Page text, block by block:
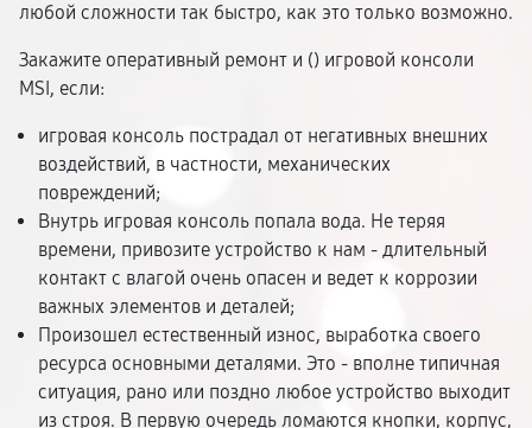
любой сложности так быстро, как это только возможно.
Закажите оперативный ремонт и () игровой консоли
MSI, если:
игровая консоль пострадал от негативных внешних
воздействий, в частности, механических
повреждений;
Внутрь игровая консоль попала вода. Не теряя
времени, привозите устройство к нам - длительный
контакт с влагой очень опасен и ведет к коррозии
важных элементов и деталей;
Произошел естественный износ, выработка своего
ресурса основными деталями. Это - вполне типичная
ситуация, рано или поздно любое устройство выходит
из строя. В первую очередь ломаются кнопки, корпус,